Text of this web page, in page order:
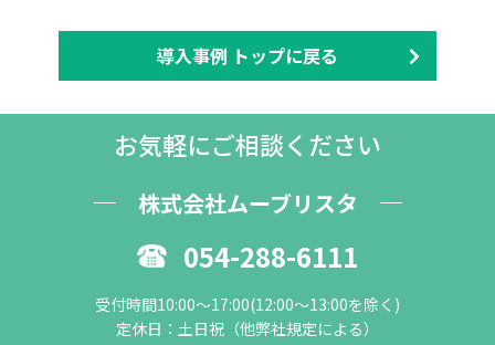
導入事例 トップに戻る
お気軽にご相談ください
株式会社ムーブリスタ
054-288-6111
受付時間10:00～17:00(12:00～13:00を除く)
定休日：土日祝（他弊社規定による）